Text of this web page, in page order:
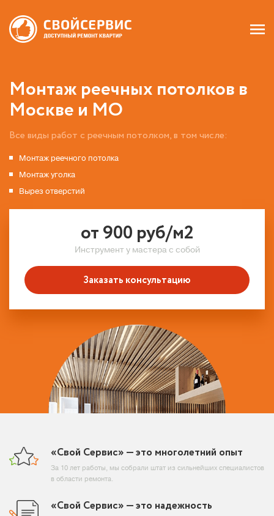
Монтаж реечных потолков в
Москве и МО
Все виды работ с реечным потолком, в том числе:
Монтаж реечного потолка
Монтаж уголка
Вырез отверстий
от 900 руб/м2
Инструмент у мастера с собой
Заказать консультацию
«Свой Сервис» — это многолетний опыт
За 10 лет работы, мы собрали штат из сильнейших специалистов
в области ремонта.
«Свой Сервис» — это надежность